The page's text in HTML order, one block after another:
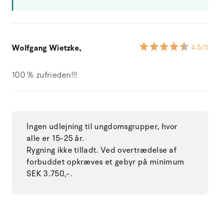
Wolfgang Wietzke, 4.5/5
100 % zufrieden!!!
Ingen udlejning til ungdomsgrupper, hvor
alle er 15-25 år.
Rygning ikke tilladt. Ved overtrædelse af
forbuddet opkræves et gebyr på minimum
SEK 3.750,-.